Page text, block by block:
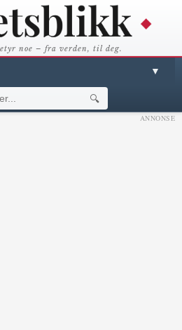
noe – fra verden, til deg.
▼
🔍
ANNONSE